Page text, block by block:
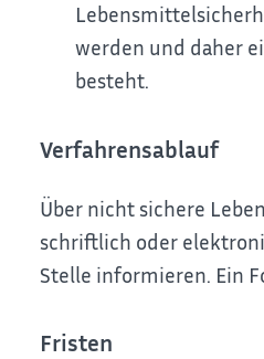
werden und daher
besteht.
Verfahrensablauf
Über nicht sichere
schriftlich oder
Stelle informieren. Ein
Fristen